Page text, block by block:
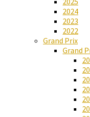
2024
2023
2022
Grand Prix
Grand